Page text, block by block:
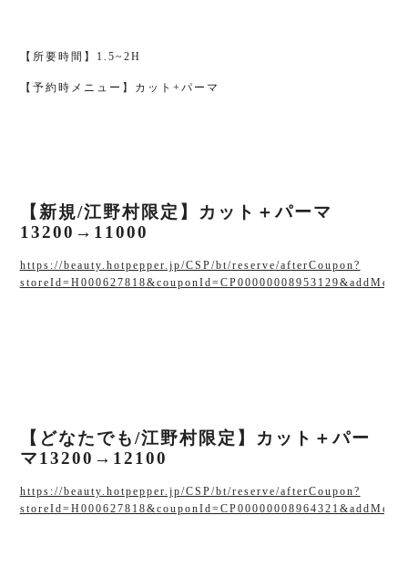
【所要時間】1.5~2H
【予約時メニュー】カット+パーマ
【新規/江野村限定】カット＋パーマ
13200→11000
https://beauty.hotpepper.jp/CSP/bt/reserve/afterCoupon?
【どなたでも/江野村限定】カット＋パー
マ13200→12100
https://beauty.hotpepper.jp/CSP/bt/reserve/afterCoupon?